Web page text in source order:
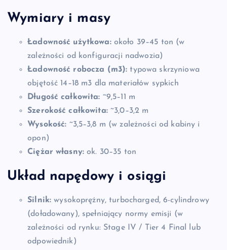
Wymiary i masy
Ładowność użytkowa:około 39–45 ton (w
zależności od konfiguracji nadwozia)
Ładowność robocza (m3): typowa skrzyniowa
objętość 14–18 m3 dla materiałów sypkich
Długość całkowita: ~9,5–11 m
Szerokość całkowita:~3,0–3,2 m
Wysokość: ~3,5–3,8 m (w zależności od kabiny i
opon)
Ciężar własny: ok. 30–35 ton
Układ napędowy i osiągi
Silnik: wysokoprężny, turbocharged, 6-cylindrowy
(doładowany), spełniający normy emisji (w
zależności od rynku: Stage IV / Tier 4 Final lub
odpowiednik)